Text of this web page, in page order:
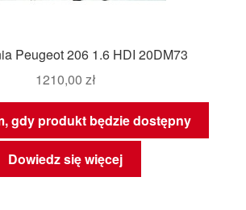
Peugeot 206 1.6 HDI 20DM73
1210,00 zł
gdy produkt będzie dostępny
Dowiedz się więcej